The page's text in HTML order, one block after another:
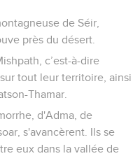
de Séir,
près du désert.
c’est-à-dire
tout leur territoire, ainsi
Thamar.
d'Adma, de
s'avancèrent. Ils se
eux dans la vallée de